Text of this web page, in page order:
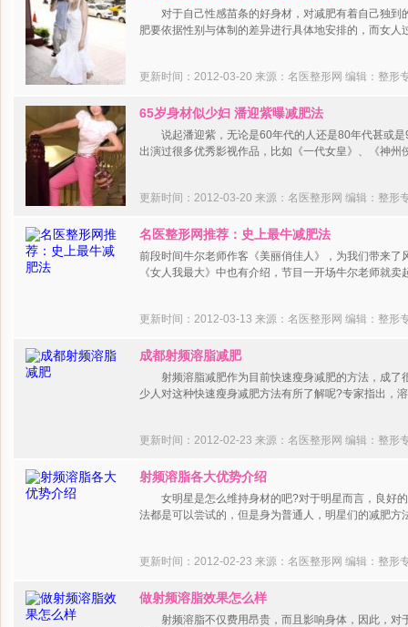
对于自己性感苗条的好身材，对减肥有着自己独到
肥要依据性别与体制的差异进行具体地安排的，而女
更新时间：2012-03-20 来源：名医整形网 编辑：整形
65岁身材似少妇 潘迎紫曝减肥法
说起潘迎紫，无论是60年代的人还是80年代甚或是
出演过很多优秀影视作品，比如《一代女皇》、《神州
更新时间：2012-03-20 来源：名医整形网 编辑：整形
名医整形网推荐：史上最牛减肥法
前段时间牛尔老师作客《美丽俏佳人》，为我们带来了
《女人我最大》中也有介绍，节目一开场牛尔老师就
更新时间：2012-03-13 来源：名医整形网 编辑：整形
成都射频溶脂减肥
射频溶脂减肥作为目前快速瘦身减肥的方法，成了
少人对这种快速瘦身减肥方法有所了解呢?专家指出，
更新时间：2012-02-23 来源：名医整形网 编辑：整形
射频溶脂各大优势介绍
女明星是怎么维持身材的吧?对于明星而言，良好的
法都是可以尝试的，但是身为普通人，明星们的减
更新时间：2012-02-23 来源：名医整形网 编辑：整形
做射频溶脂效果怎么样
射频溶脂不仅费用昂贵，而且影响身体，因此，对